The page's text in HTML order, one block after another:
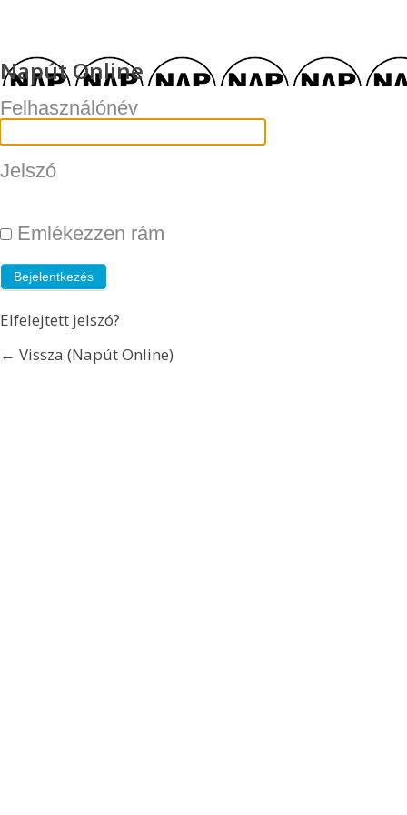
Napút Online
Felhasználónév
Jelszó
Emlékezzen rám
Elfelejtett jelszó?
← Vissza (Napút Online)